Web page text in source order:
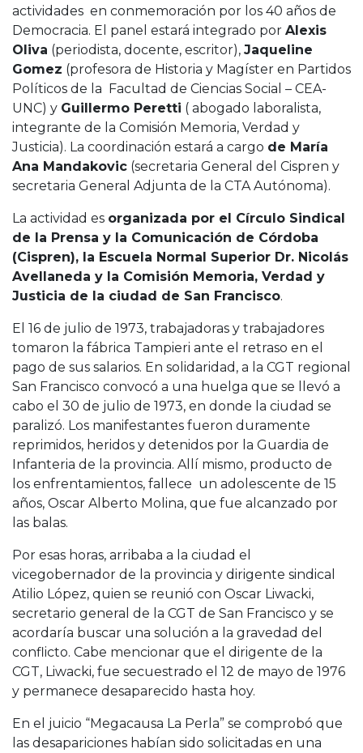
actividades en conmemoración por los 40 años de
Democracia. El panel estará integrado por Alexis
Oliva (periodista, docente, escritor), Jaqueline
Gomez (profesora de Historia y Magíster en Partidos
Políticos de la Facultad de Ciencias Social – CEA-
UNC) y Guillermo Peretti ( abogado laboralista,
integrante de la Comisión Memoria, Verdad y
Justicia). La coordinación estará a cargo de María
Ana Mandakovic (secretaria General del Cispren y
secretaria General Adjunta de la CTA Autónoma).
La actividad es organizada por el Círculo Sindical
de la Prensa y la Comunicación de Córdoba
(Cispren), la Escuela Normal Superior Dr. Nicolás
Avellaneda y la Comisión Memoria, Verdad y
Justicia de la ciudad de San Francisco.
El 16 de julio de 1973, trabajadoras y trabajadores
tomaron la fábrica Tampieri ante el retraso en el
pago de sus salarios. En solidaridad, a la CGT regional
San Francisco convocó a una huelga que se llevó a
cabo el 30 de julio de 1973, en donde la ciudad se
paralizó. Los manifestantes fueron duramente
reprimidos, heridos y detenidos por la Guardia de
Infanteria de la provincia. Allí mismo, producto de
los enfrentamientos, fallece un adolescente de 15
años, Oscar Alberto Molina, que fue alcanzado por
las balas.
Por esas horas, arribaba a la ciudad el
vicegobernador de la provincia y dirigente sindical
Atilio López, quien se reunió con Oscar Liwacki,
secretario general de la CGT de San Francisco y se
acordaría buscar una solución a la gravedad del
conflicto. Cabe mencionar que el dirigente de la
CGT, Liwacki, fue secuestrado el 12 de mayo de 1976
y permanece desaparecido hasta hoy.
En el juicio “Megacausa La Perla” se comprobó que
las desapariciones habían sido solicitadas en una